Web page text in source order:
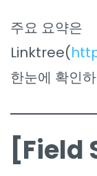
주요 요약은
Linktree(
한눈에 확인
[Field